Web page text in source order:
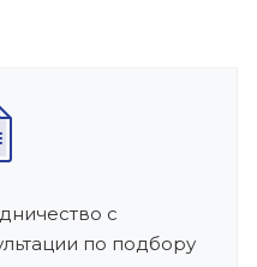
с
по подбору